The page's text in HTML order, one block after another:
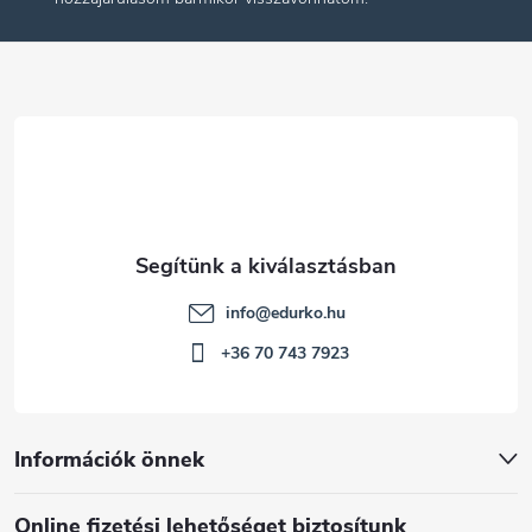
é
Információk önnek
Online fizetési lehetőséget biztosítunk
info@edurko.hu
+36 70 743 7923